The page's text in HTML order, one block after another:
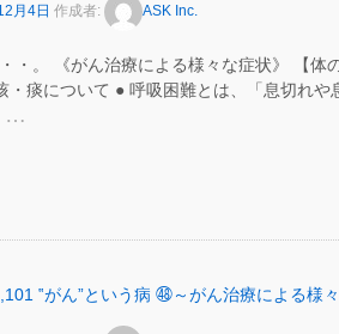
月4日 作成者: ASK Inc.
・。 《がん治療による様々な症状》 【体
・痰について ● 呼吸困難とは、「息切れ
…
‟がん”という病 ㊽～がん治療による様